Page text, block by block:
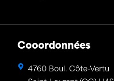
Cooordonnées
4760 Boul. Côte-Vertu